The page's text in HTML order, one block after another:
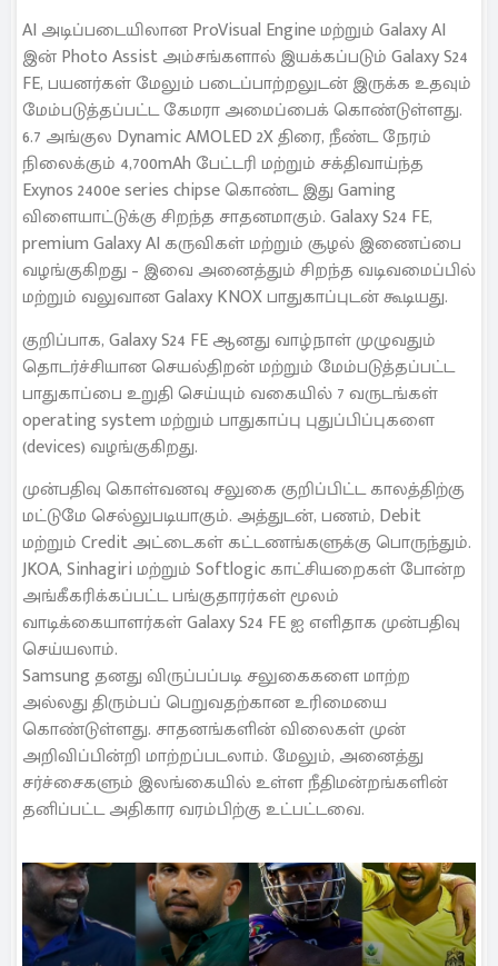
AI அடிப்படையிலான ProVisual Engine மற்றும் Galaxy AI
இன் Photo Assist அம்சங்களால் இயக்கப்படும் Galaxy S24
FE, பயனர்கள் மேலும் படைப்பாற்றலுடன் இருக்க உதவும்
மேம்படுத்தப்பட்ட கேமரா அமைப்பைக் கொண்டுள்ளது.
6.7 அங்குல Dynamic AMOLED 2X திரை, நீண்ட நேரம்
நிலைக்கும் 4,700mAh பேட்டரி மற்றும் சக்திவாய்ந்த
Exynos 2400e series chipse கொண்ட இது Gaming
விளையாட்டுக்கு சிறந்த சாதனமாகும். Galaxy S24 FE,
premium Galaxy AI கருவிகள் மற்றும் சூழல் இணைப்பை
வழங்குகிறது – இவை அனைத்தும் சிறந்த வடிவமைப்பில்
மற்றும் வலுவான Galaxy KNOX பாதுகாப்புடன் கூடியது.
குறிப்பாக, Galaxy S24 FE ஆனது வாழ்நாள் முழுவதும்
தொடர்ச்சியான செயல்திறன் மற்றும் மேம்படுத்தப்பட்ட
பாதுகாப்பை உறுதி செய்யும் வகையில் 7 வருடங்கள்
operating system மற்றும் பாதுகாப்பு புதுப்பிப்புகளை
(devices) வழங்குகிறது.
முன்பதிவு கொள்வனவு சலுகை குறிப்பிட்ட காலத்திற்கு
மட்டுமே செல்லுபடியாகும். அத்துடன், பணம், Debit
மற்றும் Credit அட்டைகள் கட்டணங்களுக்கு பொருந்தும்.
JKOA, Sinhagiri மற்றும் Softlogic காட்சியறைகள் போன்ற
அங்கீகரிக்கப்பட்ட பங்குதாரர்கள் மூலம்
வாடிக்கையாளர்கள் Galaxy S24 FE ஐ எளிதாக முன்பதிவு
செய்யலாம்.
Samsung தனது விருப்பப்படி சலுகைகளை மாற்ற
அல்லது திரும்பப் பெறுவதற்கான உரிமையை
கொண்டுள்ளது. சாதனங்களின் விலைகள் முன்
அறிவிப்பின்றி மாற்றப்படலாம். மேலும், அனைத்து
சர்ச்சைகளும் இலங்கையில் உள்ள நீதிமன்றங்களின்
தனிப்பட்ட அதிகார வரம்பிற்கு உட்பட்டவை.